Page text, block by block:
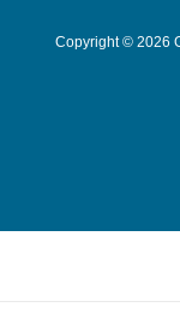
Copyright © 2026